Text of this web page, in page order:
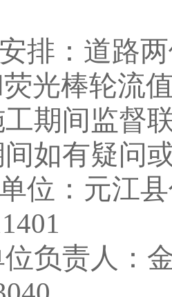
排：道路
光棒轮流
期间监督
如有疑问
位：元江
负责人：